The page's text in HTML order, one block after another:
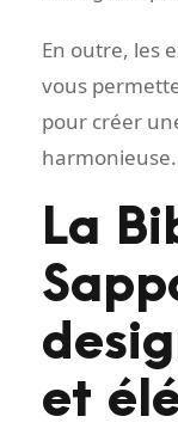
En outre, les
vous
pour créer
harmonieuse.
La
et